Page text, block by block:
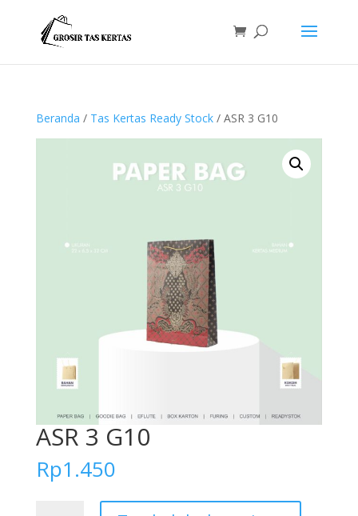
Beranda / Tas Kertas Ready Stock/ ASR 3 G10
ASR 3 G10
Rp1.450